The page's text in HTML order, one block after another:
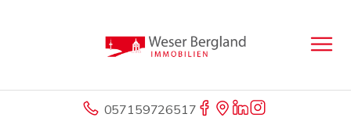
057159726517